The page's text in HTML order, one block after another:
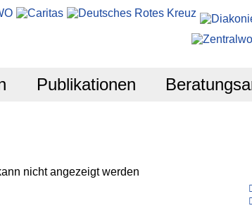
Publikationen
nicht angezeigt werden